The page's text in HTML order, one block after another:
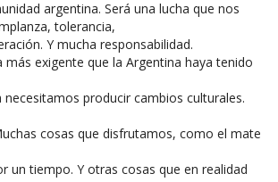
argentina. Será una lucha que nos
tolerancia,
Y mucha responsabilidad.
más exigente que la Argentina haya tenido
necesitamos producir cambios culturales.
cosas que disfrutamos, como el mate
un tiempo. Y otras cosas que en realidad